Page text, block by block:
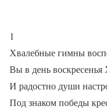
1
Хвалебные гимны
Вы в день воскресенья
И радостно души
Под знаком победы